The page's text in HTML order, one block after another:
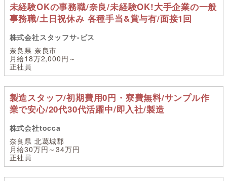
未経験OKの事務職/奈良/未経験OK!大手企業の一般
事務職/土日祝休み 各種手当&賞与有/面接1回
株式会社スタッフサ-ビス
奈良県 奈良市
月給18万2,000円～
正社員
製造スタッフ/初期費用0円・寮費無料/サンプル作
業で安心/20代30代活躍中/即入社/製造
株式会社tocca
奈良県 北葛城郡
月給30万円～34万円
正社員